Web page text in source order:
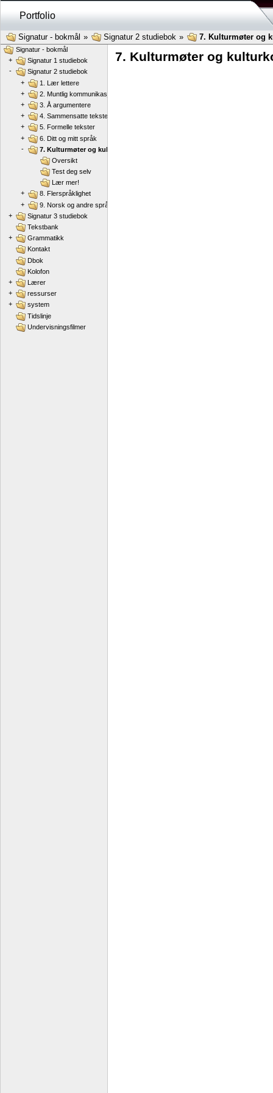
Portfolio
Signatur - bokmål » Signatur 2 studiebok » 7. Kulturmøter og
7. Kulturmøter og
Signatur - bokmål
+
Signatur 1 studiebok
-
Signatur 2 studiebok
+
1. Lær lettere
+
2. Muntlig kommunikasjon
+
3. Å argumentere
+
4. Sammensatte tekster
+
5. Formelle tekster
+
6. Ditt og mitt språk
-
7. Kulturmøter og kulturkonflikter
Oversikt
Test deg selv
Lær mer!
+
8. Flerspråklighet
+
9. Norsk og andre språk
+
Signatur 3 studiebok
Tekstbank
+
Grammatikk
Kontakt
Dbok
Kolofon
+
Lærer
+
ressurser
+
system
Tidslinje
Undervisningsfilmer